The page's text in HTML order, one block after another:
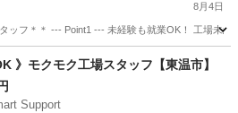
8月4日
ッフ＊＊ --- Point1 --- 未経験も就業OK！ 工場未
スタッフ
》モクモク工場スタッフ【東温市】
Support